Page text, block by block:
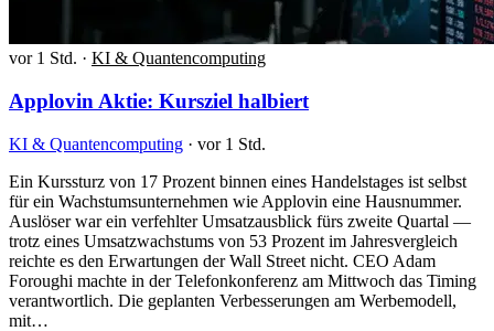
vor 1 Std. · KI & Quantencomputing
Applovin Aktie: Kursziel halbiert
KI & Quantencomputing · vor 1 Std.
Ein Kurssturz von 17 Prozent binnen eines Handelstages ist selbst
für ein Wachstumsunternehmen wie Applovin eine Hausnummer.
Auslöser war ein verfehlter Umsatzausblick fürs zweite Quartal —
trotz eines Umsatzwachstums von 53 Prozent im Jahresvergleich
reichte es den Erwartungen der Wall Street nicht. CEO Adam
Foroughi machte in der Telefonkonferenz am Mittwoch das Timing
verantwortlich. Die geplanten Verbesserungen am Werbemodell,
mit…